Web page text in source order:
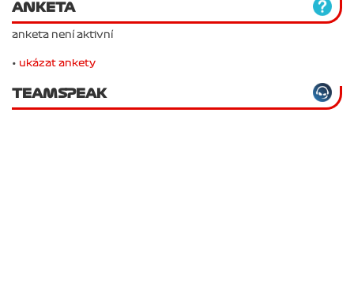
ANKETA
anketa není aktivní
• ukázat ankety
TEAMSPEAK